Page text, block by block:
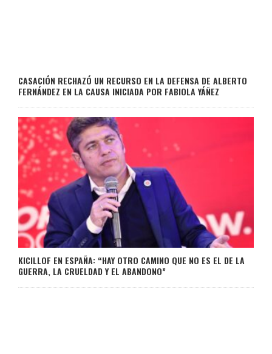
CASACIÓN RECHAZÓ UN RECURSO EN LA DEFENSA DE ALBERTO
FERNÁNDEZ EN LA CAUSA INICIADA POR FABIOLA YÁÑEZ
KICILLOF EN ESPAÑA: “HAY OTRO CAMINO QUE NO ES EL DE LA
GUERRA, LA CRUELDAD Y EL ABANDONO”